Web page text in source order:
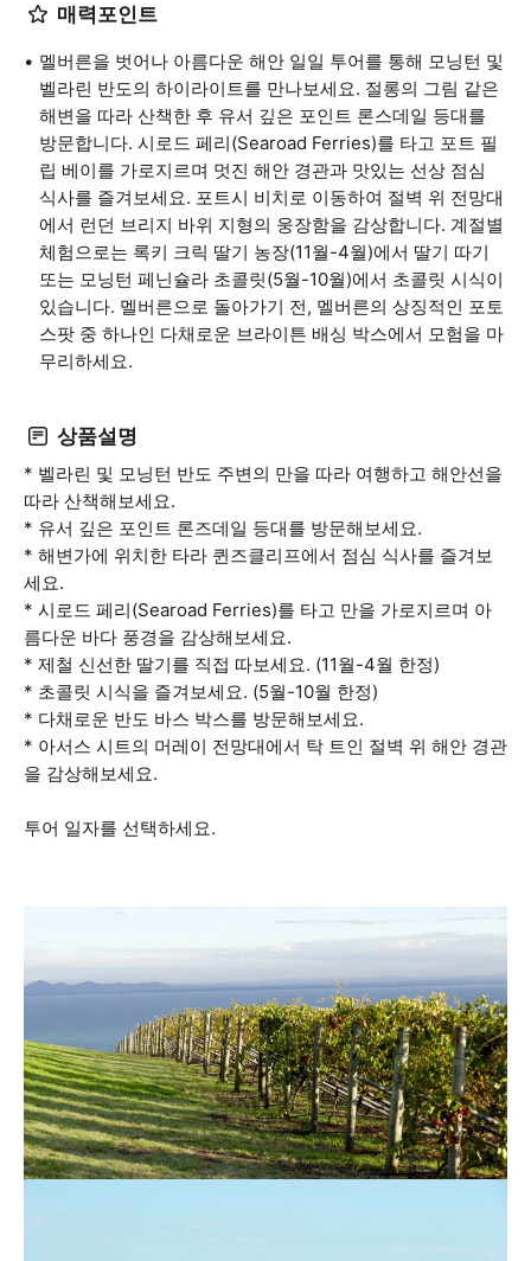
매력포인트
멜버른을 벗어나 아름다운 해안 일일 투어를 통해 모닝턴 및
벨라린 반도의 하이라이트를 만나보세요. 절롱의 그림 같은
해변을 따라 산책한 후 유서 깊은 포인트 론스데일 등대를
방문합니다. 시로드 페리(Searoad Ferries)를 타고 포트 필
립 베이를 가로지르며 멋진 해안 경관과 맛있는 선상 점심
식사를 즐겨보세요. 포트시 비치로 이동하여 절벽 위 전망대
에서 런던 브리지 바위 지형의 웅장함을 감상합니다. 계절별
체험으로는 록키 크릭 딸기 농장(11월-4월)에서 딸기 따기
또는 모닝턴 페닌슐라 초콜릿(5월-10월)에서 초콜릿 시식이
있습니다. 멜버른으로 돌아가기 전, 멜버른의 상징적인 포토
스팟 중 하나인 다채로운 브라이튼 배싱 박스에서 모험을 마
무리하세요.
상품설명
* 벨라린 및 모닝턴 반도 주변의 만을 따라 여행하고 해안선을
따라 산책해보세요.
* 유서 깊은 포인트 론즈데일 등대를 방문해보세요.
* 해변가에 위치한 타라 퀸즈클리프에서 점심 식사를 즐겨보
세요.
* 시로드 페리(Searoad Ferries)를 타고 만을 가로지르며 아
름다운 바다 풍경을 감상해보세요.
* 제철 신선한 딸기를 직접 따보세요. (11월-4월 한정)
* 초콜릿 시식을 즐겨보세요. (5월-10월 한정)
* 다채로운 반도 바스 박스를 방문해보세요.
* 아서스 시트의 머레이 전망대에서 탁 트인 절벽 위 해안 경관
을 감상해보세요.
투어 일자를 선택하세요.